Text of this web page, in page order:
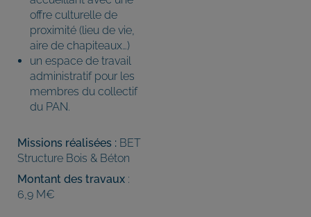
offre culturelle de
proximité (lieu de vie,
aire de chapiteaux…)
un espace de travail
administratif pour les
membres du collectif
du PAN.
Missions réalisées : BET
Structure Bois & Béton
Montant des travaux :
6,9 M€